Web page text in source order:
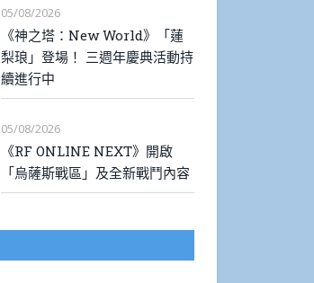
05/08/2026
《神之塔：New World》「蓮
梨琅」登場！ 三週年慶典活動持
續進行中
05/08/2026
《RF ONLINE NEXT》開啟
「烏薩斯戰區」及全新戰鬥內容